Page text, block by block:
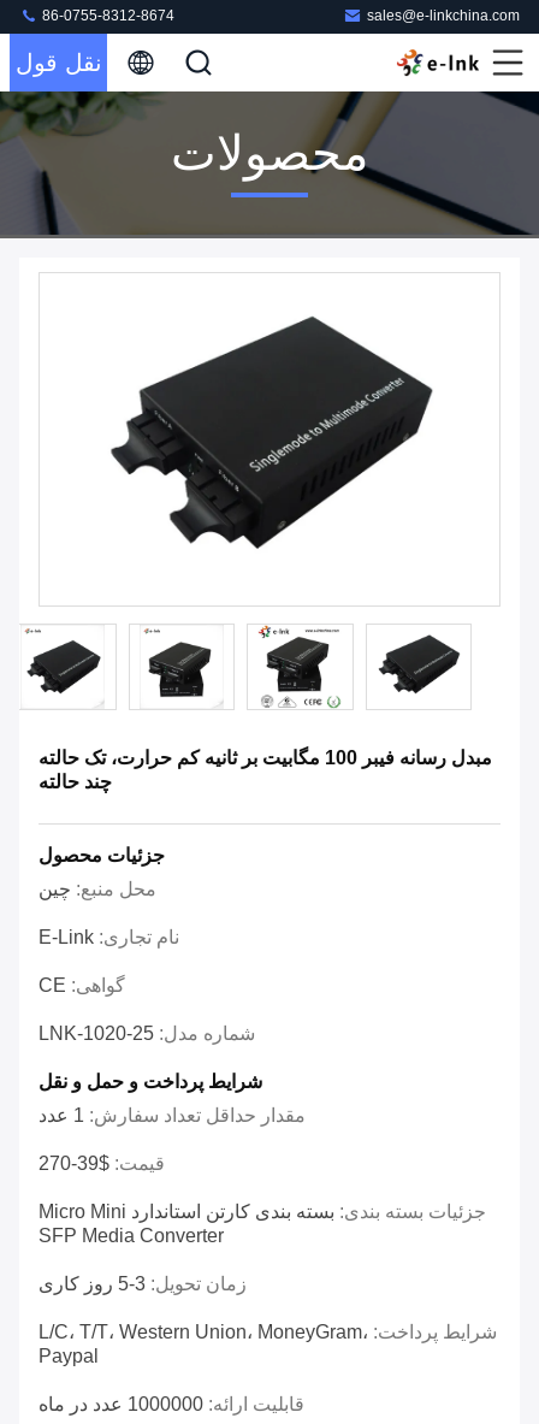
sales@e-linkchina.com
86-0755-8312-8674
نقل قول
محصولات
مبدل رسانه فیبر 100 مگابیت بر ثانیه کم حرارت، تک حالته
چند حالته
جزئیات محصول
محل منبع: چین
نام تجاری: E-Link
گواهی: CE
شماره مدل: LNK-1020-25
شرایط پرداخت و حمل و نقل
مقدار حداقل تعداد سفارش: 1 عدد
قیمت: $39-270
جزئیات بسته بندی:
بسته بندی کارتن استاندارد Micro Mini
SFP Media Converter
زمان تحویل: 3-5 روز کاری
شرایط پرداخت: L/C، T/T، Western Union، MoneyGram،
Paypal
قابلیت ارائه: 1000000 عدد در ماه